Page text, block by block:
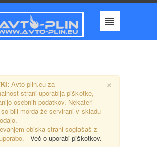
×
Avto-plin.eu za
strani uporablja piškotke,
osebnih podatkov. Nekateri
bili morda že servirani v skladu
obiska strani soglašaš z
Več o uporabi piškotkov.